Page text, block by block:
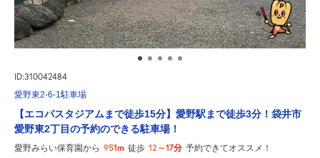
ID:310042484
愛野東2-6-1駐車場
【エコパスタジアムまで徒歩15分】愛野駅まで徒歩3分！袋井市
愛野東2丁目の予約のできる駐車場！
愛野みらい保育園から 951m 徒歩 12～17分 予約できてオススメ！